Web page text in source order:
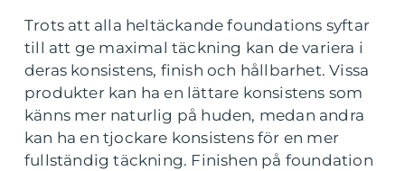
Trots att alla heltäckande foundations syftar
till att ge maximal täckning kan de variera i
deras konsistens, finish och hållbarhet. Vissa
produkter kan ha en lättare konsistens som
känns mer naturlig på huden, medan andra
kan ha en tjockare konsistens för en mer
fullständig täckning. Finishen på foundation